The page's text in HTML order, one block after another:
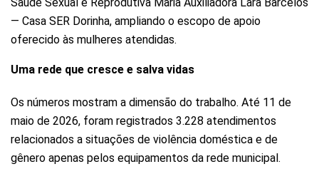
Saúde Sexual e Reprodutiva Maria Auxiliadora Lara Barcelos
— Casa SER Dorinha, ampliando o escopo de apoio
oferecido às mulheres atendidas.
Uma rede que cresce e salva vidas
Os números mostram a dimensão do trabalho. Até 11 de
maio de 2026, foram registrados 3.228 atendimentos
relacionados a situações de violência doméstica e de
gênero apenas pelos equipamentos da rede municipal.